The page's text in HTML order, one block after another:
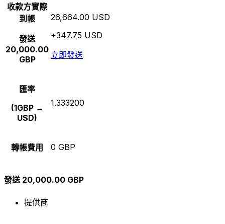
收款方實際
到帳
發送
20,000.00
GBP
26,664.00 USD
+347.75 USD
立即發送
匯率
(1GBP →
USD)
1.333200
轉帳費用 0 GBP
發送 20,000.00 GBP
提供商